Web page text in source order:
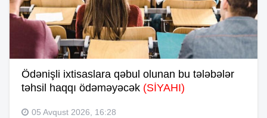
Ödənişli ixtisaslara qəbul olunan bu tələbələr
təhsil haqqı ödəməyəcək (SİYAHI)
05 Avqust 2026, 16:28